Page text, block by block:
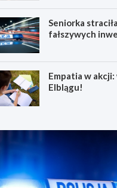
Seniorka
fałszywych
Empatia w
Elblągu!